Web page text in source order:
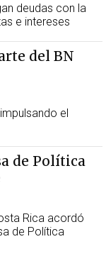
deudas con la
e intereses
del BN
el
de Política
Rica acordó
de Política